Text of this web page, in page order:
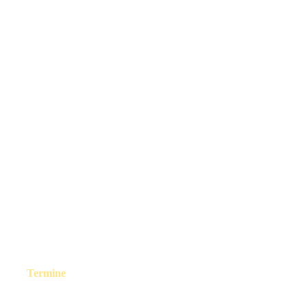
Termine